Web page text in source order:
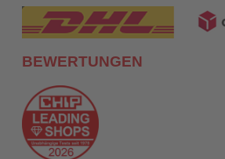
BEWERTUNGEN